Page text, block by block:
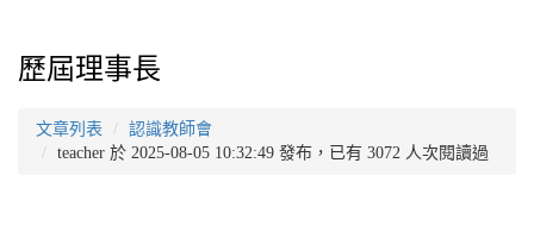
歷屆理事長
文章列表
認識教師會
teacher 於 2025-08-05 10:32:49 發布，已有 3072 人次閱讀過